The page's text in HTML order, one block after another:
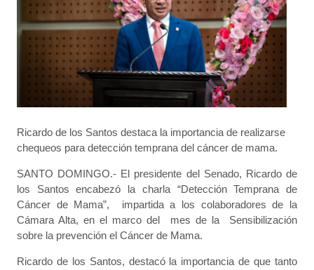
Ricardo de los Santos destaca la importancia de realizarse
chequeos para detección temprana del cáncer de mama.
SANTO DOMINGO.- El presidente del Senado, Ricardo de
los Santos encabezó la charla “Detección Temprana de
Cáncer de Mama”, impartida a los colaboradores de la
Cámara Alta, en el marco del mes de la Sensibilización
sobre la prevención el Cáncer de Mama.
Ricardo de los Santos, destacó la importancia de que tanto